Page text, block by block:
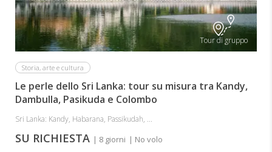
Tour di gruppo
Storia, arte e cultura
Le perle dello Sri Lanka: tour su misura tra Kandy,
Dambulla, Pasikuda e Colombo
Sri Lanka: Kandy, Habarana, Passikudah, ...
SU RICHIESTA | 8 giorni | No volo